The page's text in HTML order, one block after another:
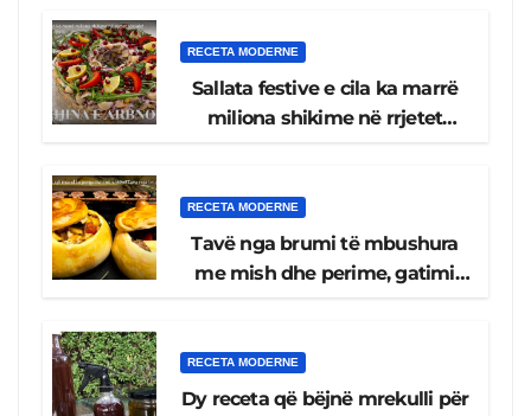
RECETA MODERNE
Sallata festive e cila ka marrë
miliona shikime në rrjetet
RECETA MODERNE
Tavë nga brumi të mbushura
me mish dhe perime, gatimi
RECETA MODERNE
Dy receta që bëjnë mrekulli për